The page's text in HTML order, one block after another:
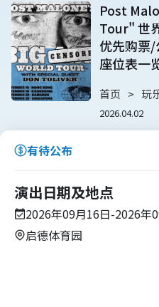
Post
Tour" 世
优先购票
座位表一
首页 玩
2026.04.02
有待公布
演出日期及地点
2026年09月16日-2026年
启德体育园